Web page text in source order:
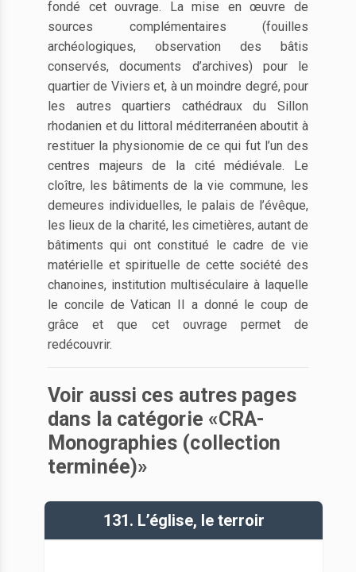
fondé cet ouvrage. La mise en œuvre de
sources complémentaires (fouilles
archéologiques, observation des bâtis
conservés, documents d’archives) pour le
quartier de Viviers et, à un moindre degré, pour
les autres quartiers cathédraux du Sillon
rhodanien et du littoral méditerranéen aboutit à
restituer la physionomie de ce qui fut l’un des
centres majeurs de la cité médiévale. Le
cloître, les bâtiments de la vie commune, les
demeures individuelles, le palais de l’évêque,
les lieux de la charité, les cimetières, autant de
bâtiments qui ont constitué le cadre de vie
matérielle et spirituelle de cette société des
chanoines, institution multiséculaire à laquelle
le concile de Vatican II a donné le coup de
grâce et que cet ouvrage permet de
redécouvrir.
Voir aussi ces autres pages
dans la catégorie «CRA-
Monographies (collection
terminée)»
131. L’église, le terroir